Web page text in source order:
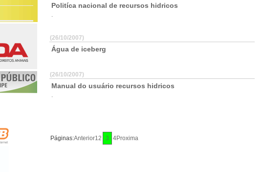
Politíca nacional de recursos hidricos
.
(26/10/2007)
Água de iceberg
(26/10/2007)
Manual do usuário recursos hidricos
.
Páginas:Anterior12 3 4Proxima